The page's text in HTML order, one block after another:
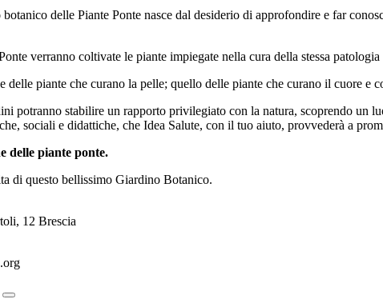
delle Piante Ponte nasce dal desiderio di approfondire e far
verranno coltivate le piante impiegate nella cura della stessa
delle piante che curano la pelle; quello delle piante che curano il cuore
potranno stabilire un rapporto privilegiato con la natura, scoprendo
sociali e didattiche, che Idea Salute, con il tuo aiuto, provvederà a
delle piante ponte.
di questo bellissimo Giardino Botanico.
12 Brescia